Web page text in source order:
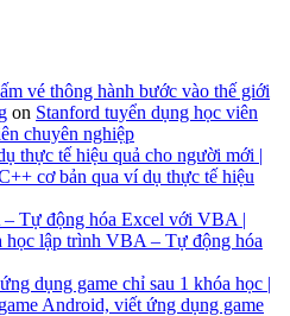
vé thông hành bước vào thế giới
on Stanford tuyển dụng học viên
chuyên nghiệp
thực tế hiệu quả cho người mới |
cơ bản qua ví dụ thực tế hiệu
Tự động hóa Excel với VBA |
học lập trình VBA – Tự động hóa
dụng game chỉ sau 1 khóa học |
Android, viết ứng dụng game